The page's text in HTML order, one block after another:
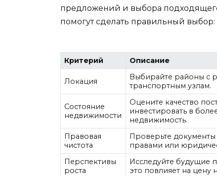
предложений и выбора
помогут сделать правильный выбор:
Критерий Описание
Локация
Выбирайте районы с
транспортным узлам.
Состояние
недвижимости
Оцените качество
инвестировать в
недвижимость.
Правовая
чистота
Проверьте документы
правами или
Перспективы
роста
Исследуйте будущие
это повлияет на цену